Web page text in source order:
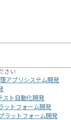
さい
アプリシステム開発
スト自動化開発
ットフォーム開発
ラットフォーム開発